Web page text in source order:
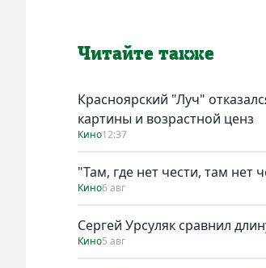
Читайте также
Красноярский "Луч"
картины и возрастной ценз
Кино12:37
"Там, где нет чести, там
Кино6 авг
Сергей Урсуляк сравнил
Кино5 авг